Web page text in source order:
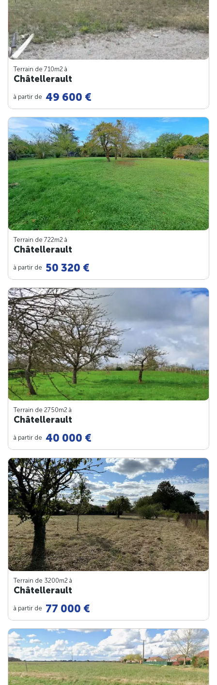
Terrain de 710m2 à
Châtellerault
à partir de 49 600 €
Terrain de 722m2 à
Châtellerault
à partir de 50 320 €
Terrain de 2750m2 à
Châtellerault
à partir de 40 000 €
Terrain de 3200m2 à
Châtellerault
à partir de 77 000 €